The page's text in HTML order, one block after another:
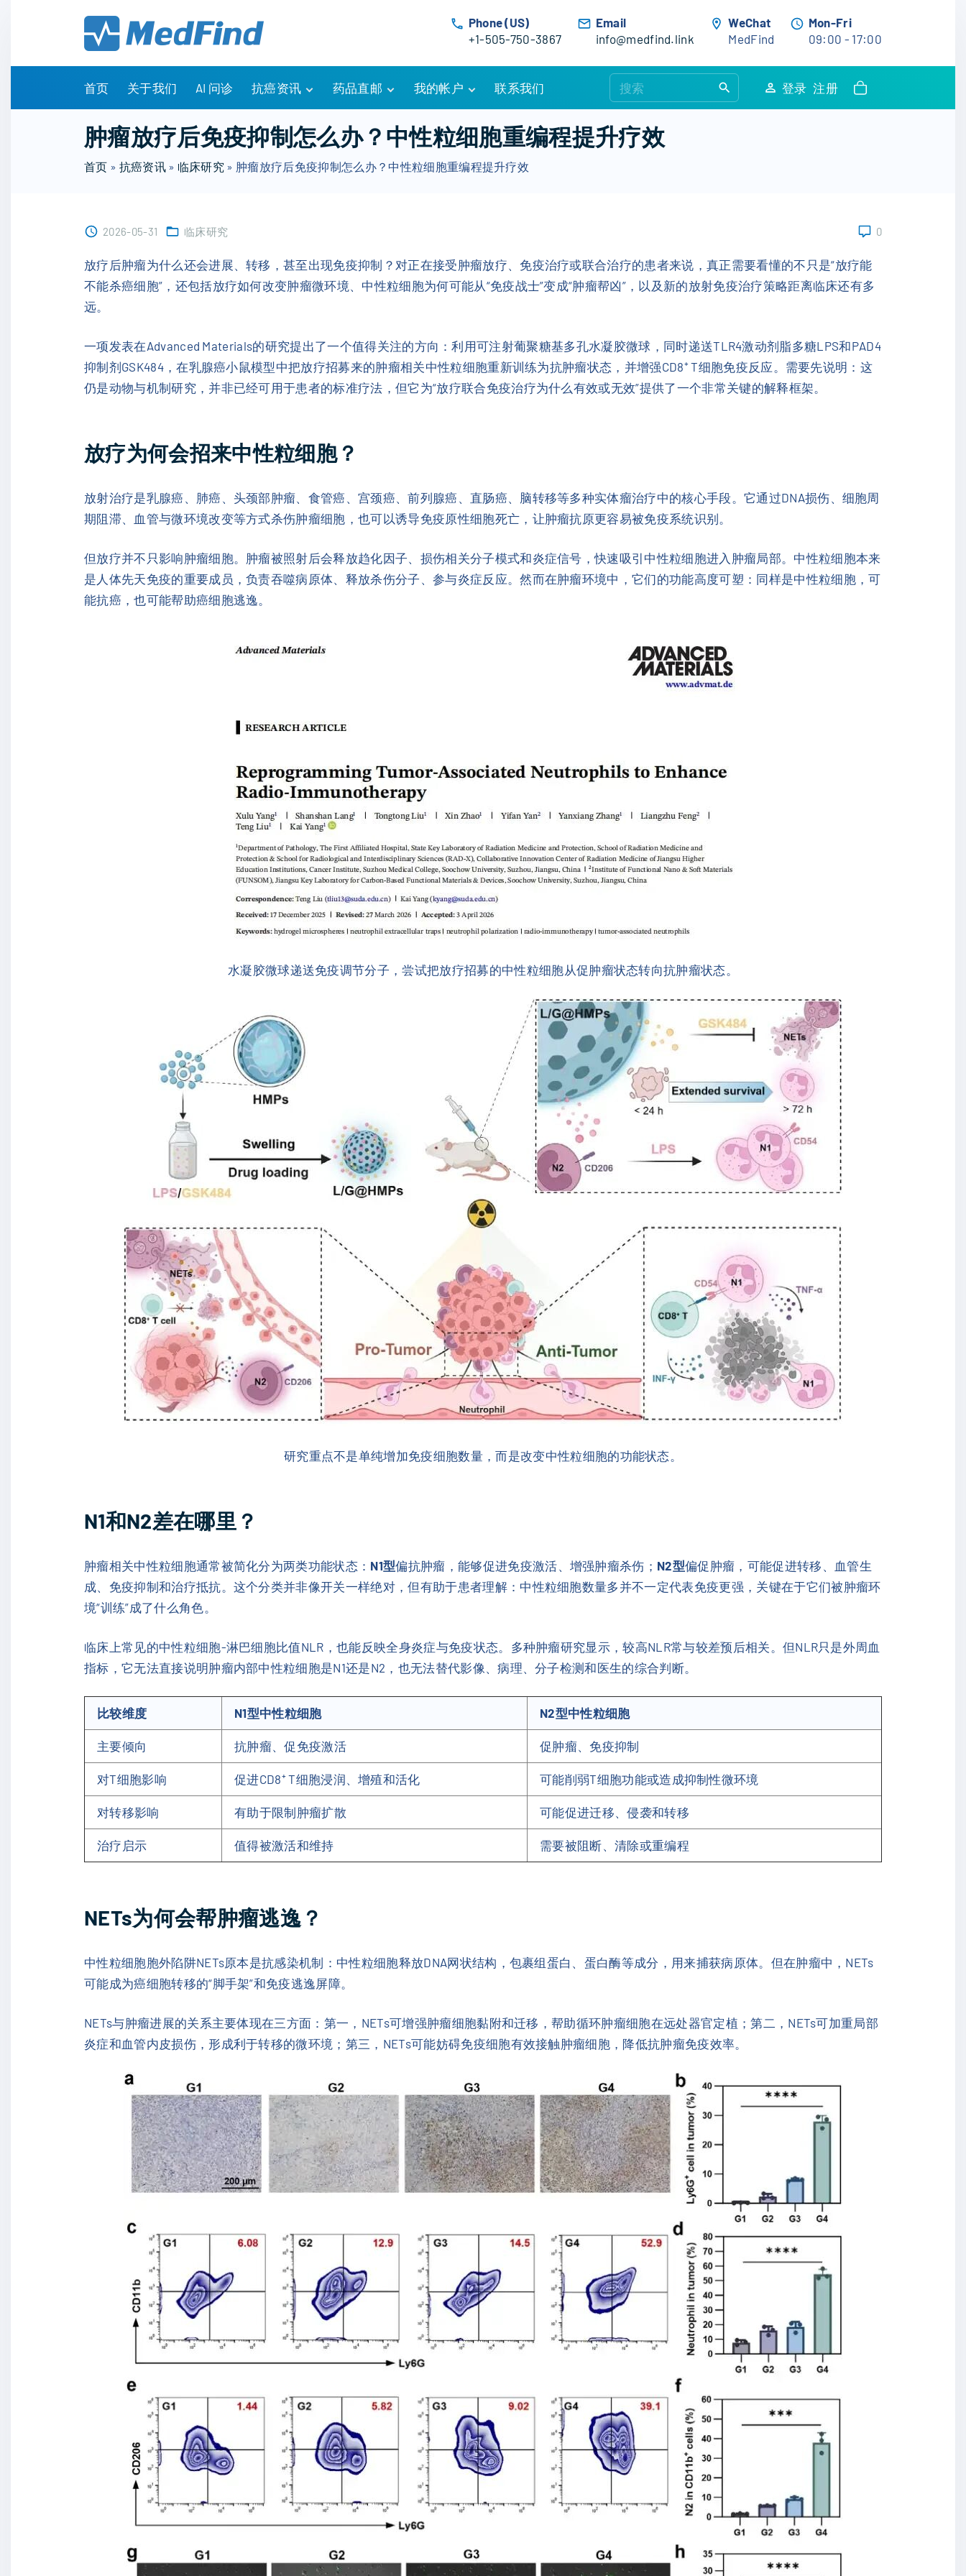
Phone (US)
+1-505-750-3867
Email
info@medfind.link
WeChat
MedFind
Mon-Fri
09:00 - 17:00
首页 关于我们 AI 问诊 抗癌资讯
有问有答
诊疗指南
药物信息
药品直邮
购物车
订单追踪
优惠活动
我的帐户
账户详情
我的订单
联系我们
e
:
登录 注册
肿瘤放疗后免疫抑制怎么办？中性粒细胞重编程提升疗效
首页 » 抗癌资讯» 临床研究 » 肿瘤放疗后免疫抑制怎么办？中性粒细胞重编程提升疗效
2026-05-31 临床研究 0
放疗后肿瘤为什么还会进展、转移，甚至出现免疫抑制？对正在接受肿瘤放疗、免疫治疗或联合治疗的患者来说，真正需要看懂的不只是“放疗能
不能杀癌细胞”，还包括放疗如何改变肿瘤微环境、中性粒细胞为何可能从“免疫战士”变成“肿瘤帮凶”，以及新的放射免疫治疗策略距离临床还有多
远。
一项发表在Advanced Materials的研究提出了一个值得关注的方向：利用可注射葡聚糖基多孔水凝胶微球，同时递送TLR4激动剂脂多糖LPS和PAD4
抑制剂GSK484，在乳腺癌小鼠模型中把放疗招募来的肿瘤相关中性粒细胞重新训练为抗肿瘤状态，并增强CD8⁺ T细胞免疫反应。需要先说明：这
仍是动物与机制研究，并非已经可用于患者的标准疗法，但它为“放疗联合免疫治疗为什么有效或无效”提供了一个非常关键的解释框架。
放疗为何会招来中性粒细胞？
放射治疗是乳腺癌、肺癌、头颈部肿瘤、食管癌、宫颈癌、前列腺癌、直肠癌、脑转移等多种实体瘤治疗中的核心手段。它通过DNA损伤、细胞周
期阻滞、血管与微环境改变等方式杀伤肿瘤细胞，也可以诱导免疫原性细胞死亡，让肿瘤抗原更容易被免疫系统识别。
但放疗并不只影响肿瘤细胞。肿瘤被照射后会释放趋化因子、损伤相关分子模式和炎症信号，快速吸引中性粒细胞进入肿瘤局部。中性粒细胞本来
是人体先天免疫的重要成员，负责吞噬病原体、释放杀伤分子、参与炎症反应。然而在肿瘤环境中，它们的功能高度可塑：同样是中性粒细胞，可
能抗癌，也可能帮助癌细胞逃逸。
水凝胶微球递送免疫调节分子，尝试把放疗招募的中性粒细胞从促肿瘤状态转向抗肿瘤状态。
研究重点不是单纯增加免疫细胞数量，而是改变中性粒细胞的功能状态。
N1和N2差在哪里？
肿瘤相关中性粒细胞通常被简化分为两类功能状态： N1型偏抗肿瘤，能够促进免疫激活、增强肿瘤杀伤； N2型偏促肿瘤，可能促进转移、血管生
成、免疫抑制和治疗抵抗。这个分类并非像开关一样绝对，但有助于患者理解：中性粒细胞数量多并不一定代表免疫更强，关键在于它们被肿瘤环
境“训练”成了什么角色。
临床上常见的中性粒细胞-淋巴细胞比值NLR，也能反映全身炎症与免疫状态。多种肿瘤研究显示，较高NLR常与较差预后相关。但NLR只是外周血
指标，它无法直接说明肿瘤内部中性粒细胞是N1还是N2，也无法替代影像、病理、分子检测和医生的综合判断。
比较维度 N1型中性粒细胞 N2型中性粒细胞
主要倾向 抗肿瘤、促免疫激活 促肿瘤、免疫抑制
对T细胞影响 促进CD8⁺ T细胞浸润、增殖和活化 可能削弱T细胞功能或造成抑制性微环境
对转移影响 有助于限制肿瘤扩散 可能促进迁移、侵袭和转移
治疗启示 值得被激活和维持 需要被阻断、清除或重编程
NETs为何会帮肿瘤逃逸？
中性粒细胞胞外陷阱NETs原本是抗感染机制：中性粒细胞释放DNA网状结构，包裹组蛋白、蛋白酶等成分，用来捕获病原体。但在肿瘤中，NETs
可能成为癌细胞转移的“脚手架”和免疫逃逸屏障。
NETs与肿瘤进展的关系主要体现在三方面：第一，NETs可增强肿瘤细胞黏附和迁移，帮助循环肿瘤细胞在远处器官定植；第二，NETs可加重局部
炎症和血管内皮损伤，形成利于转移的微环境；第三，NETs可能妨碍免疫细胞有效接触肿瘤细胞，降低抗肿瘤免疫效率。